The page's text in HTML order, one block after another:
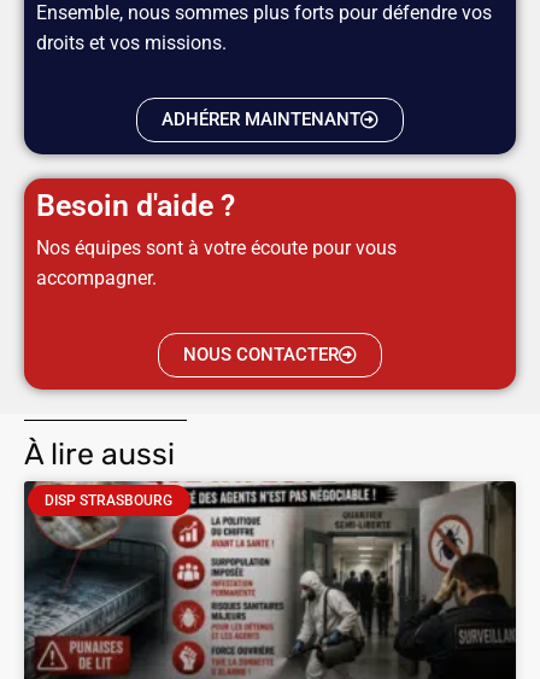
Ensemble, nous sommes plus forts pour défendre vos
droits et vos missions.
ADHÉRER MAINTENANT
Besoin d'aide ?
Nos équipes sont à votre écoute pour vous
accompagner.
NOUS CONTACTER
À lire aussi
DISP STRASBOURG